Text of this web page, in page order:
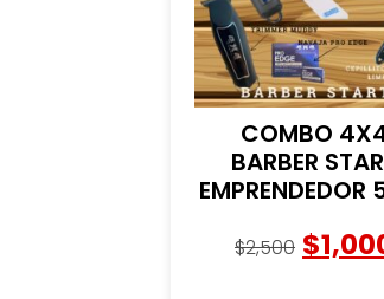
COMBO
BARBER
EMPRENDEDOR
$2,500 $